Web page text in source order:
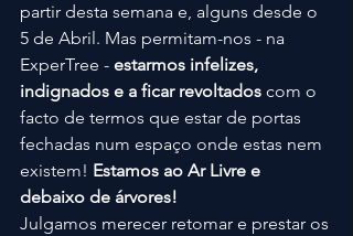
partir desta semana e, alguns desde o
5 de Abril. Mas permitam-nos - na
ExperTree - estarmos infelizes,
indignados e a ficar revoltados com o
facto de termos que estar de portas
fechadas num espaço onde estas nem
existem! Estamos ao Ar Livre e
debaixo de árvores!
Julgamos merecer retomar e prestar os